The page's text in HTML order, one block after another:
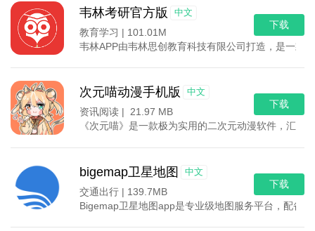
韦林考研官方版 中文
教育学习 | 101.01M
韦林APP由韦林思创教育科技有限公司打造，是一款
下载
次元喵动漫手机版 中文
资讯阅读 |
21.97 MB
《次元喵》是一款极为实用的二次元动漫软件，汇
下载
bigemap卫星地图 中文
交通出行 | 139.7MB
Bigemap卫星地图app是专业级地图服务平台，配备
下载